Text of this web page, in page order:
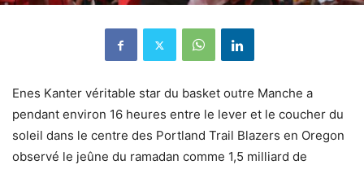
Enes Kanter véritable star du basket outre Manche a
pendant environ 16 heures entre le lever et le coucher du
soleil dans le centre des Portland Trail Blazers en Oregon
observé le jeûne du ramadan comme 1,5 milliard de